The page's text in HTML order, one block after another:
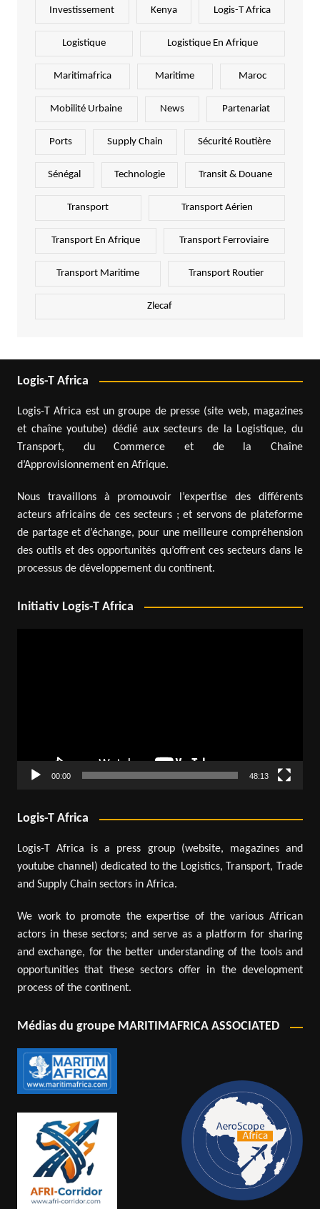
Investissement Kenya Logis-T Africa
Logistique Logistique En Afrique
Maritimafrica Maritime Maroc
Mobilité Urbaine News Partenariat
Ports Supply Chain Sécurité Routière
Sénégal Technologie Transit & Douane
Transport Transport Aérien
Transport En Afrique Transport Ferroviaire
Transport Maritime Transport Routier
Zlecaf
Logis-T Africa
Logis-T Africa est un groupe de presse (site web, magazines
et chaîne youtube) dédié aux secteurs de la Logistique, du
Transport, du Commerce et de la Chaîne
d’Approvisionnement en Afrique.
Nous travaillons à promouvoir l’expertise des différents
acteurs africains de ces secteurs ; et servons de plateforme
de partage et d’échange, pour une meilleure compréhension
des outils et des opportunités qu’offrent ces secteurs dans le
processus de développement du continent.
Initiativ Logis-T Africa
00:00 48:13
Logis-T Africa
Logis-T Africa is a press group (website, magazines and
youtube channel) dedicated to the Logistics, Transport, Trade
and Supply Chain sectors in Africa.
We work to promote the expertise of the various African
actors in these sectors; and serve as a platform for sharing
and exchange, for the better understanding of the tools and
opportunities that these sectors offer in the development
process of the continent.
Médias du groupe MARITIMAFRICA ASSOCIATED